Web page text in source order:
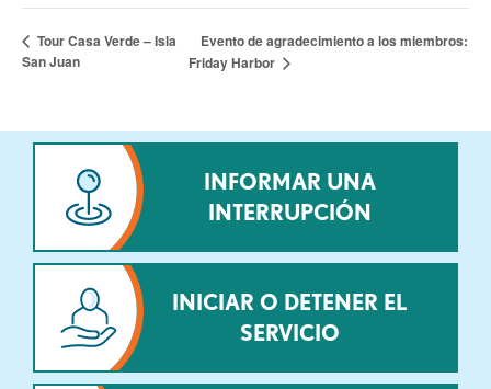
Tour Casa Verde – Isla
San Juan
Evento de agradecimiento a los miembros:
Friday Harbor
INFORMAR UNA
INTERRUPCIÓN
INICIAR O DETENER EL
SERVICIO